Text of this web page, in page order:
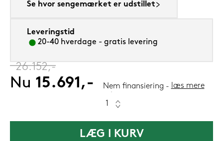
Se hvor sengemærket er udstillet
Leveringstid
20-40 hverdage - gratis levering
‎26.152,-
Nu 15.691,- Nem finansiering læs mere
LÆG I KURV